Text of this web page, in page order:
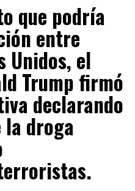
que podría
entre
Unidos, el
Trump firmó
declarando
droga